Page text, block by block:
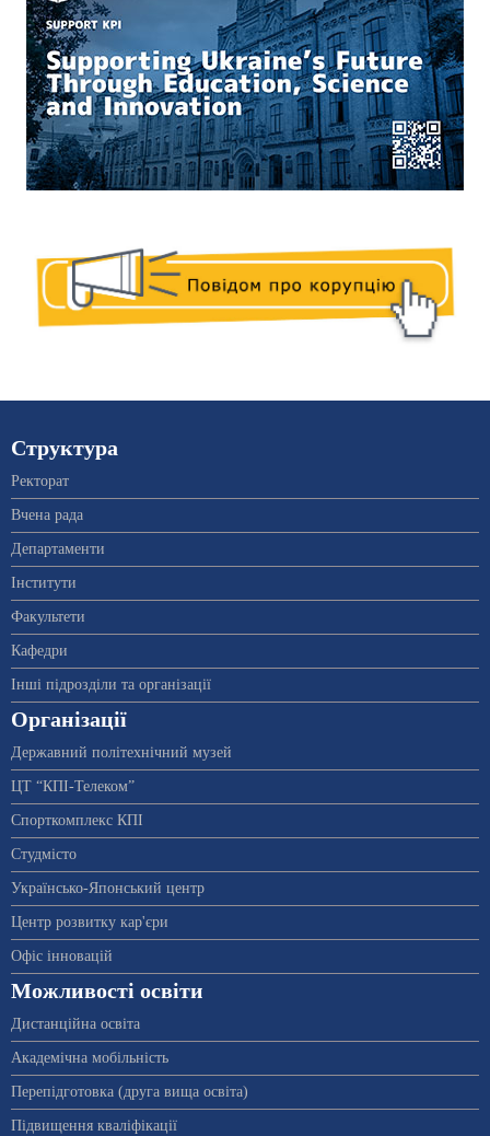
Структура
Ректорат
Вчена рада
Департаменти
Інститути
Факультети
Кафедри
Інші підрозділи та організації
Організації
Державний політехнічний музей
ЦТ “КПІ-Телеком”
Спорткомплекс КПІ
Студмісто
Українсько-Японський центр
Центр розвитку кар'єри
Офіс інновацій
Можливості освіти
Дистанційна освіта
Академічна мобільність
Перепідготовка (друга вища освіта)
Підвищення кваліфікації